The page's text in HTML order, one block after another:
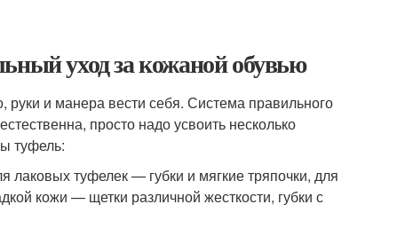
уход за кожаной обувью
руки и манера вести себя. Система правильного
просто надо усвоить несколько
туфель:
лаковых туфелек — губки и мягкие тряпочки, для
кожи — щетки различной жесткости, губки с